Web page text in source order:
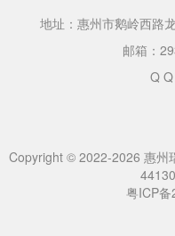
地址：惠州市鹅岭西路
邮箱：
Q
Copyright © 2022-2026 惠州
粤ICP